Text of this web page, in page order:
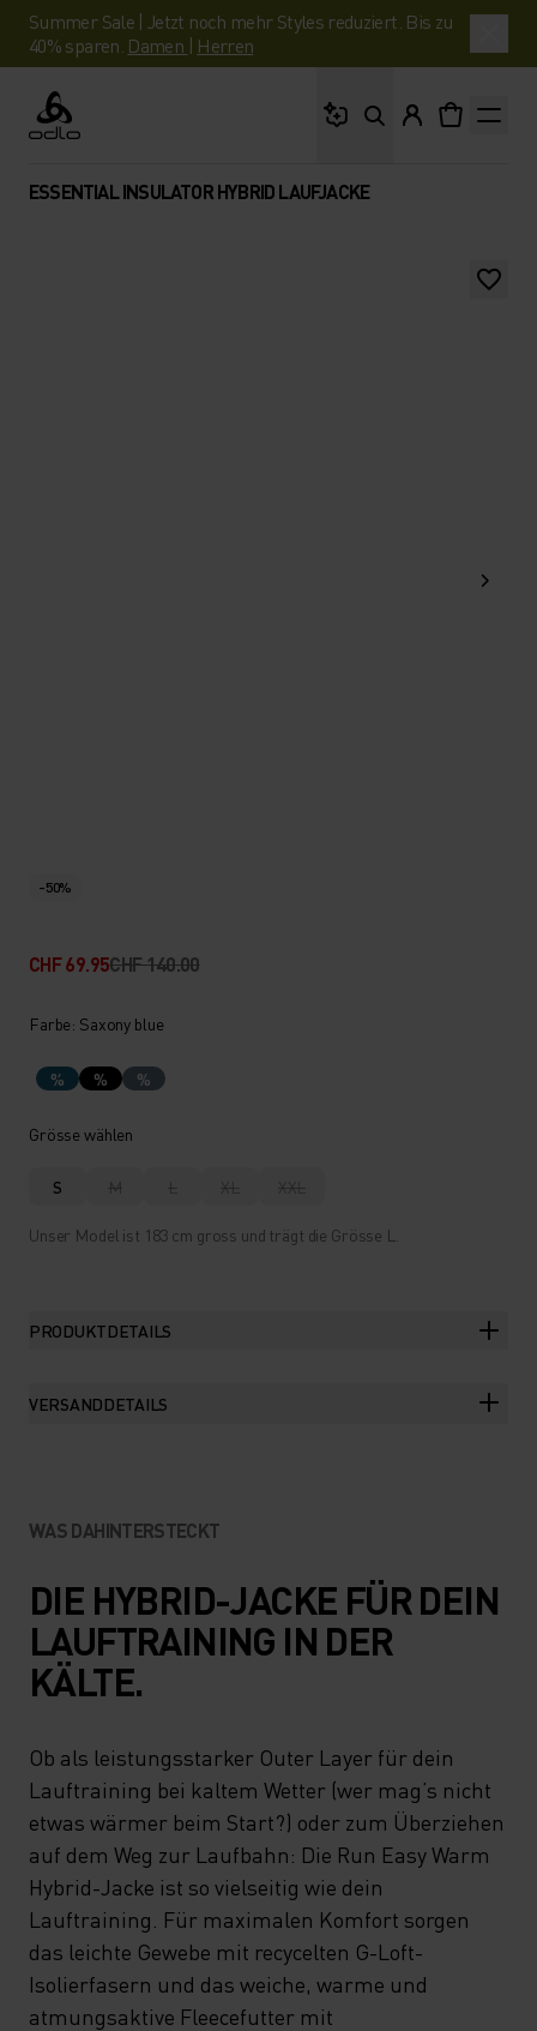
Summer Sale | Jetzt noch mehr Styles reduziert. Bis zu
40% sparen. Damen | Herren
Odlo
ESSENTIAL INSULATOR HYBRID LAUFJACKE
-50%
CHF 69.95CHF 140.00
Farbe: Saxony blue
% % %
Grösse wählen
S M L XL XXL
Unser Model ist 183 cm gross und trägt die Grösse L.
PRODUKTDETAILS
VERSANDDETAILS
WAS DAHINTERSTECKT
DIE HYBRID-JACKE FÜR DEIN
LAUFTRAINING IN DER
KÄLTE.
Ob als leistungsstarker Outer Layer für dein
Lauftraining bei kaltem Wetter (wer mag’s nicht
etwas wärmer beim Start?) oder zum Überziehen
auf dem Weg zur Laufbahn: Die Run Easy Warm
Hybrid-Jacke ist so vielseitig wie dein
Lauftraining. Für maximalen Komfort sorgen
das leichte Gewebe mit recycelten G-Loft-
Isolierfasern und das weiche, warme und
atmungsaktive Fleecefutter mit